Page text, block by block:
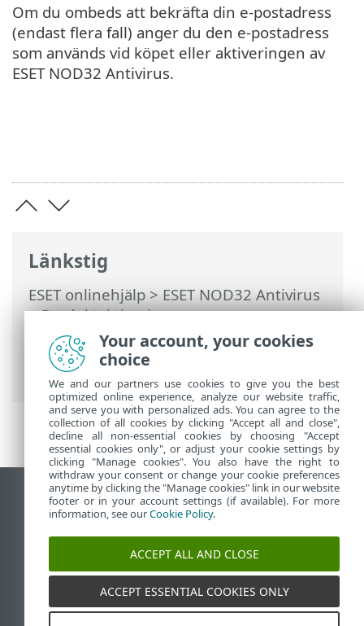
Länkstig
ESET onlinehjälp > ESET NOD32 Antivirus
>Produktaktivering>
Abonnemangsstatus> Aktiveringen
misslyckades på grund av överanvänt
abonnemang
Om du ombeds att bekräfta din e-postadress
(endast flera fall) anger du den e-postadress
som används vid köpet eller aktiveringen av
ESET NOD32 Antivirus.
Visa skrivbords-webbplats
End of Life
ESET kunskapsbas
ESET Status Portal
Regional support
Your account, your cookies
choice
We and our partners use cookies to give you the best
optimized online experience, analyze our website traffic,
and serve you with personalized ads. You can agree to the
collection of all cookies by clicking "Accept all and close",
decline all non-essential cookies by choosing "Accept
essential cookies only", or adjust your cookie settings by
clicking "Manage cookies". You also have the right to
withdraw your consent or change your cookie preferences
anytime by clicking the "Manage cookies" link in our website
footer or in your account settings (if available). For more
information, see ourCookie Policy.
ACCEPT ALL AND CLOSE
ACCEPT ESSENTIAL COOKIES ONLY